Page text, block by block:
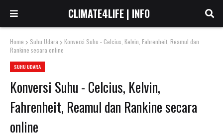
CLIMATE4LIFE | INFO
Home Suhu Udara
Konversi Suhu - Celcius, Kelvin, Fahrenheit, Reamul dan
Rankine secara online
SUHU UDARA
Konversi Suhu - Celcius, Kelvin,
Fahrenheit, Reamul dan Rankine secara
online